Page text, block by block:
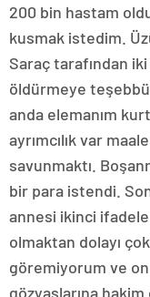
200 bin hastam
kusmak istedim.
Saraç tarafından
öldürmeye
anda elemanım
ayrımcılık var
savunmaktı.
bir para istendi.
annesi ikinci
olmaktan dolayı
göremiyorum ve
gözyaşlarına hakim